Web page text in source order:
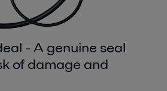
- A genuine seal
of damage and